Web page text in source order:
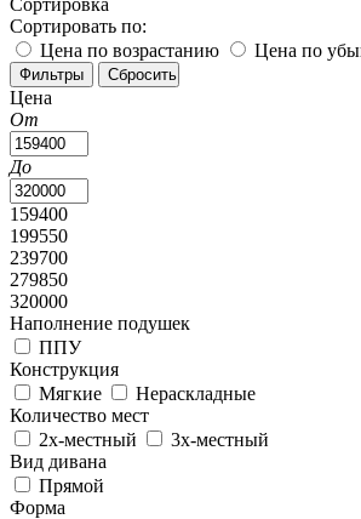
Сортировать по:
Цена по возрастанию
Цена по
Цена
От
До
159400
199550
239700
279850
320000
Наполнение подушек
ППУ
Конструкция
Мягкие
Нераскладные
Количество мест
2х-местный
3х-местный
Вид дивана
Прямой
Форма